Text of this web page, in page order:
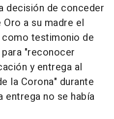
decisión de conceder
a su madre el
testimonio de
"reconocer
y entrega al
la Corona" durante
entrega no se había